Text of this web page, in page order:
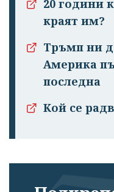
20 години
краят им?
Тръмп ни
Америка
последна
Кой се